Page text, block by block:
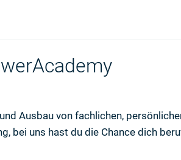
Ausbau von fachlichen,
bei uns hast du die Chance dich